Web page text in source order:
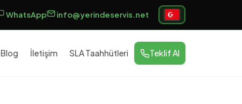
WhatsApp info@yerindeservis.net
Blog İletişim SLA Taahhütleri Teklif Al